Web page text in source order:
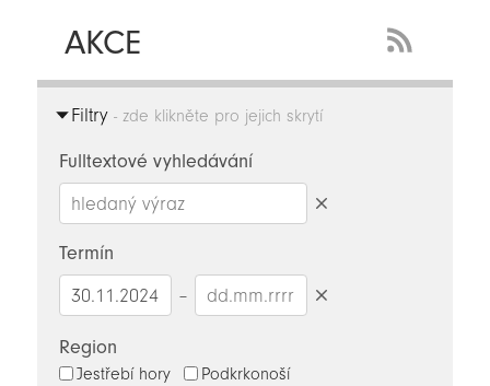
AKCE
Feed
Filtry- zde klikněte pro jejich skrytí
Fulltextové vyhledávání
Termín
–
Region
Jestřebí hory
Podkrkonoší